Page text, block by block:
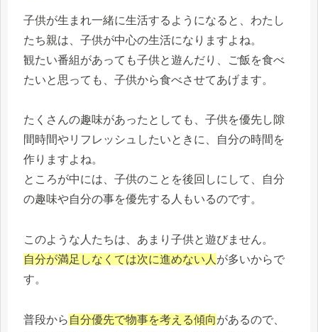
子供が生まれ一緒に生活するようになると、わたし
たち親は、子供が中心の生活になりますよね。
観たい番組があっても子供と遊んだり、ご飯を食べ
たいと思っても、子供から食べさせてあげます。
たくさんの趣味があったとしても、子供を優先し隙
間時間やリフレッシュしたいときに、自分の時間を
作りますよね。
ところが中には、子供のことを後回しにして、自分
の趣味や自分の事を優先する人もいるのです。
このような人たちは、あまり子供と遊びません。
自分が満足しなくては次に進めない人 が多いからで
す。
普段から 自分優先で物事を考える傾向があるので、